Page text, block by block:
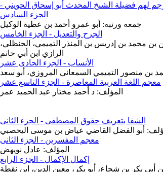
لهم فضيلة الشيخ المحدث أبو إسحاق الحويني -
الجزء السادس
جمعه ورتبه: أبو عمرو أحمد بن عطية الوكيل
الجرح والتعديل - الجزء الخامس
بن محمد بن إدريس بن المنذر التميمي، الحنظلي،
الرازي ابن أبي حاتم
الأنساب - الجزء الحادى عشر
بن منصور التميمي السمعاني المروزي، أبو سعد
معجم اللغة العربية المعاصرة - الجزء التاسع عشر
المؤلف: د أحمد مختار عبد الحميد عمر
الشفا بتعريف حقوق المصطفى - الجزء الثانى
أبو الفضل القاضي عياض بن موسى اليحصبي
معجم المفسرين - الجزء الثانى
المؤلف: عادل نويهض
إكمال الإكمال - الجزء الرابع
أبي بكر بن شجاع، أبو بكر، معين الدين، ابن نقطة